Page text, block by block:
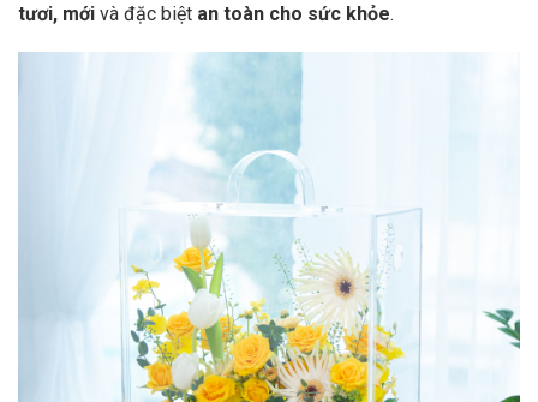
tươi, mới và đặc biệt an toàn cho sức khỏe.